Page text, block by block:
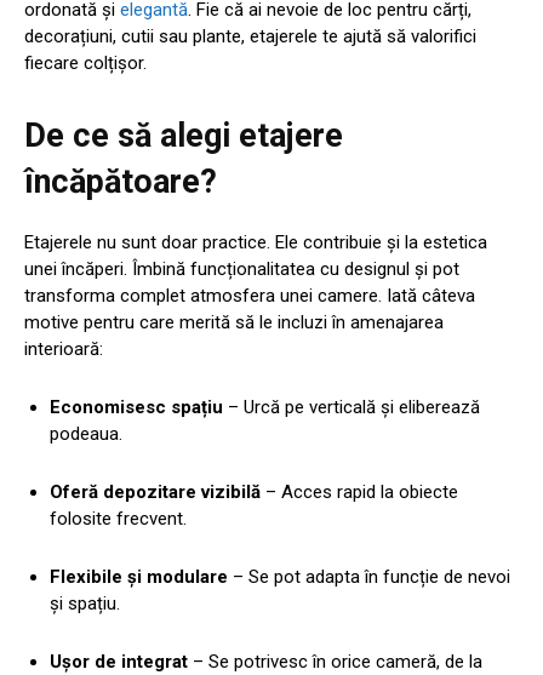
ordonată și elegantă. Fie că ai nevoie de loc pentru cărți,
decorațiuni, cutii sau plante, etajerele te ajută să valorifici
fiecare colțișor.
De ce să alegi etajere
încăpătoare?
Etajerele nu sunt doar practice. Ele contribuie și la estetica
unei încăperi. Îmbină funcționalitatea cu designul și pot
transforma complet atmosfera unei camere. Iată câteva
motive pentru care merită să le incluzi în amenajarea
interioară:
Economisesc spațiu – Urcă pe verticală și eliberează
podeaua.
Oferă depozitare vizibilă – Acces rapid la obiecte
folosite frecvent.
Flexibile și modulare – Se pot adapta în funcție de nevoi
și spațiu.
Ușor de integrat – Se potrivesc în orice cameră, de la